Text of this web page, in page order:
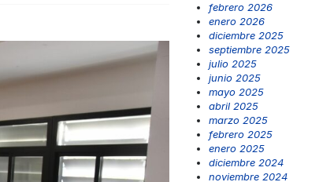
febrero 2026
enero 2026
diciembre 2025
septiembre 2025
julio 2025
junio 2025
mayo 2025
abril 2025
marzo 2025
febrero 2025
enero 2025
diciembre 2024
noviembre 2024